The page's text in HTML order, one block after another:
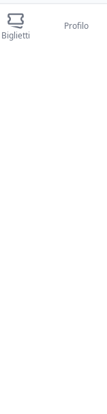
Biglietti
Profilo